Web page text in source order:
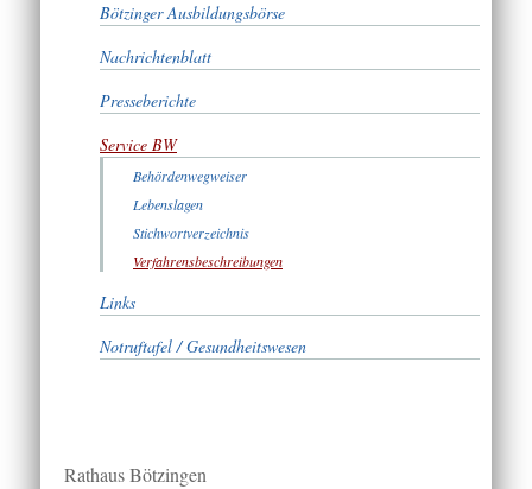
Bötzinger Ausbildungsbörse
Nachrichtenblatt
Presseberichte
Service BW
Behördenwegweiser
Lebenslagen
Stichwortverzeichnis
Verfahrensbeschreibungen
Links
Notruftafel / Gesundheitswesen
Rathaus Bötzingen